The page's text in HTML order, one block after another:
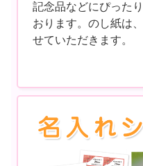
記念品などにぴった
おります。のし紙は
せていただきます。